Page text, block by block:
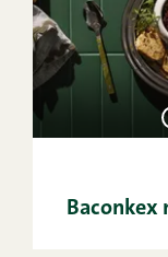
Baconkex